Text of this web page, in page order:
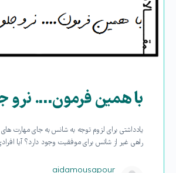
با همین فرمون…. نرو
یادداشتی برای لزوم توجه به شانس به جای مهارت
راهی غیر از شانس برای موفقیت وجود دارد؟ آیا
aidamousapour